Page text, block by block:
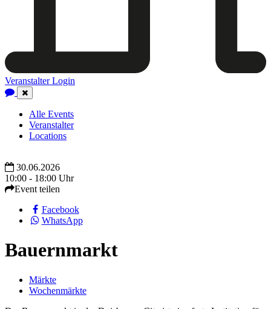
Veranstalter Login
Close
Navigation
Alle Events
Veranstalter
Locations
30.06.2026
10:00 - 18:00 Uhr
Event teilen
Facebook
WhatsApp
Bauernmarkt
Märkte
Wochenmärkte